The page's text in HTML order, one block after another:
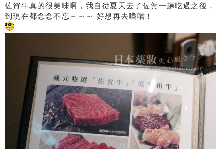
佐賀牛真的很美味啊，我自從夏天去了佐賀一趟吃過之後，
到現在都念念不忘～～～ 好想再去嚐嚐！